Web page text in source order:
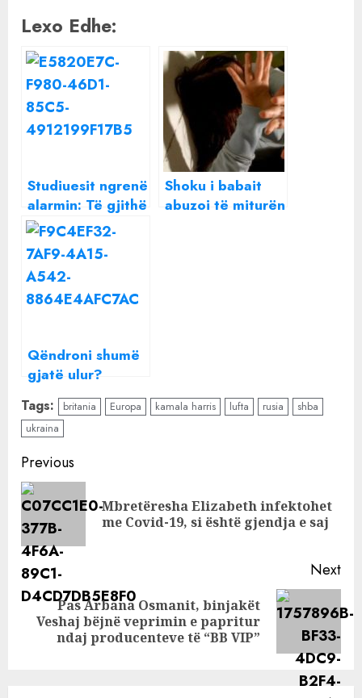
Lexo Edhe:
Studiuesit ngrenë
alarmin: Të gjithë
e karikoni
telefonin gabim!
Ja mënyra e
thjeshtë dhe e
duhur
Shoku i babait
abuzoi të miturën
Qëndroni shumë
gjatë ulur?
Ekspertët
“ngrenë alarmin”:
Rritet rreziku për
vdekje të
hershme dhe
sëmundje të
zemrës
Tags: britania Europa kamala harris lufta rusia
shba
ukraina
Continue
Reading
Previous
Mbretëresha Elizabeth infektohet
me Covid-19, si është gjendja e saj
Next
Next
Pas Arbana Osmanit, binjakët
Veshaj bëjnë veprimin e papritur
ndaj producenteve të “BB VIP”